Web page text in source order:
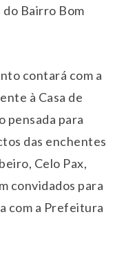
do Bairro Bom
contará com a
à Casa de
pensada para
das enchentes
Celo Pax,
convidados para
com a Prefeitura